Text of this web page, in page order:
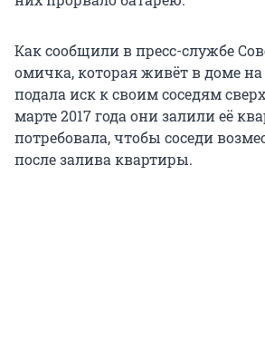
Как сообщили в пресс-службе
омичка, которая живёт в доме
подала иск к своим соседям
марте 2017 года они залили её
потребовала, чтобы соседи
после залива квартиры.